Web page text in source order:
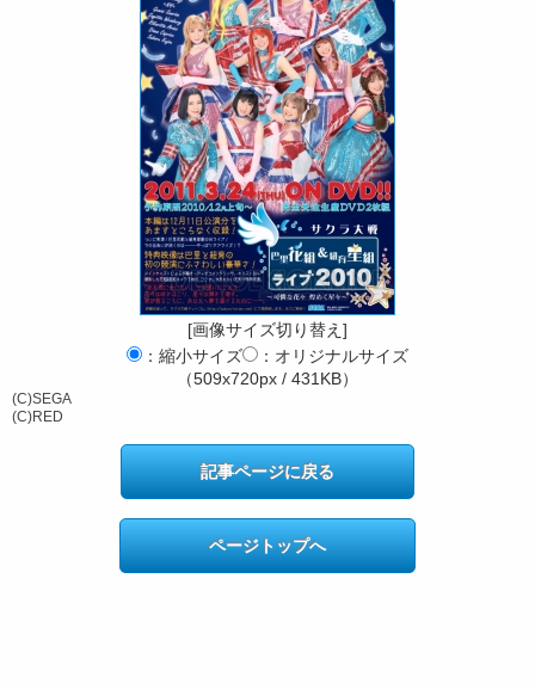
[画像サイズ切り替え]
：縮小サイズ
：オリジナルサイズ
（509x720px / 431KB）
(C)SEGA
(C)RED
記事ページに戻る
ページトップへ